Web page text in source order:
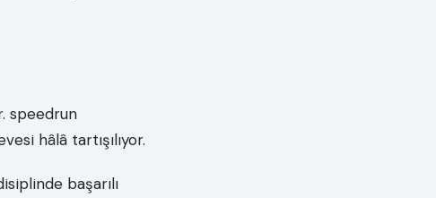
speedrun
hâlâ tartışılıyor.
başarılı